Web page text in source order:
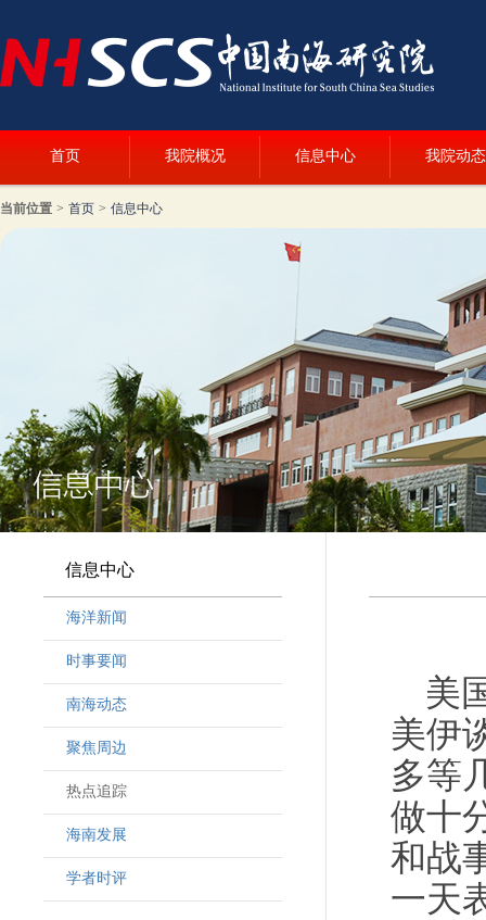
首页 我院概况 信息中心 我院动态
当前位置 > 首页 > 信息中心
信息中心
海洋新闻
时事要闻
南海动态
聚焦周边
热点追踪
海南发展
学者时评
美
美伊
多等
做十
和战
一天